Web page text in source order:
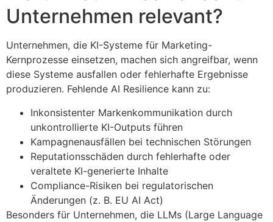
Unternehmen relevant?
Unternehmen, die KI-Systeme für Marketing-
Kernprozesse einsetzen, machen sich angreifbar, wenn
diese Systeme ausfallen oder fehlerhafte Ergebnisse
produzieren. Fehlende AI Resilience kann zu:
Inkonsistenter Markenkommunikation durch
unkontrollierte KI-Outputs führen
Kampagnenausfällen bei technischen Störungen
Reputationsschäden durch fehlerhafte oder
veraltete KI-generierte Inhalte
Compliance-Risiken bei regulatorischen
Änderungen (z. B. EU AI Act)
Besonders für Unternehmen, die LLMs (Large Language